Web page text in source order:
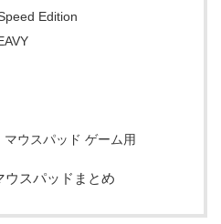
Edition
ウスパッド ゲーム用
ウスパッドまとめ